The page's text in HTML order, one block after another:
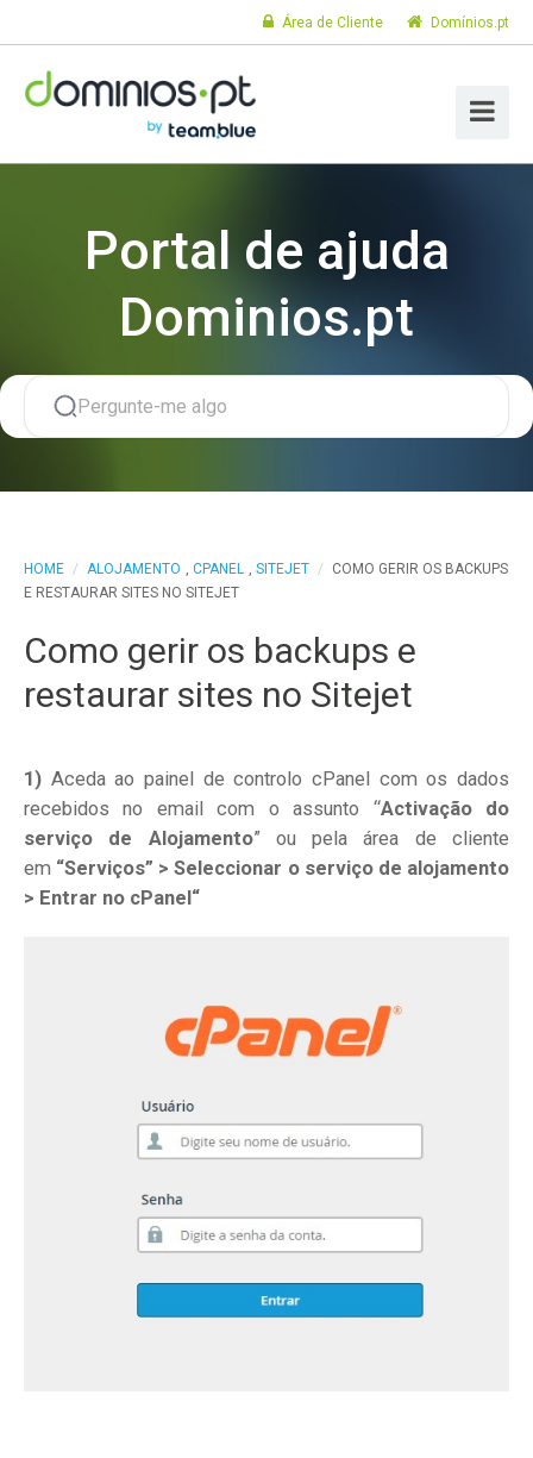
Domínios.pt
Área de Cliente
Portal de ajuda
Dominios.pt
HOME / ALOJAMENTO , CPANEL , SITEJET /
COMO GERIR OS BACKUPS
E RESTAURAR SITES NO SITEJET
Como gerir os backups e
restaurar sites no Sitejet
1) Aceda ao painel de controlo cPanel com os dados
recebidos no email com o assunto “Activação do
serviço de Alojamento” ou pela área de cliente
em “Serviços” > Seleccionar o serviço de alojamento
> Entrar no cPanel“